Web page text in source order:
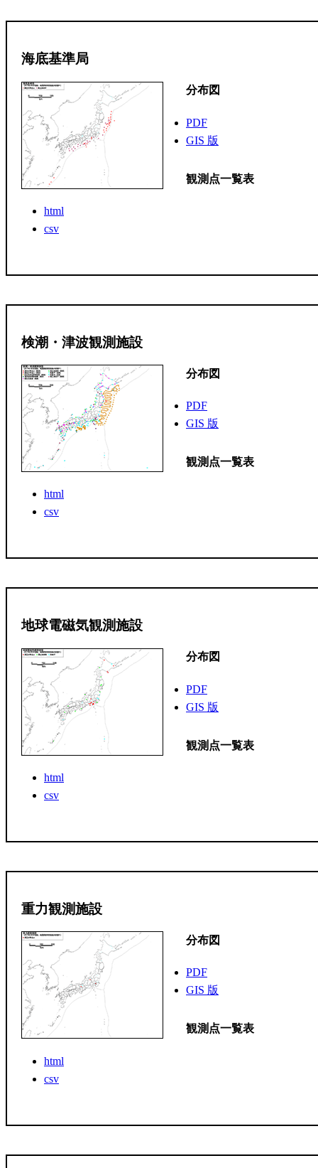
海底基準局
分布図
PDF
GIS 版
観測点一覧表
html
csv
検潮・津波観測施設
分布図
PDF
GIS 版
観測点一覧表
html
csv
地球電磁気観測施設
分布図
PDF
GIS 版
観測点一覧表
html
csv
重力観測施設
分布図
PDF
GIS 版
観測点一覧表
html
csv